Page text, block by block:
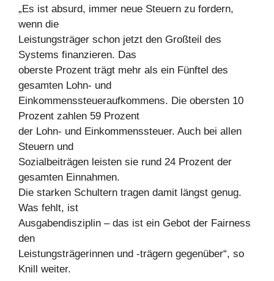
„Es ist absurd, immer neue Steuern zu fordern,
wenn die
Leistungsträger schon jetzt den Großteil des
Systems finanzieren. Das
oberste Prozent trägt mehr als ein Fünftel des
gesamten Lohn- und
Einkommenssteueraufkommens. Die obersten 10
Prozent zahlen 59 Prozent
der Lohn- und Einkommenssteuer. Auch bei allen
Steuern und
Sozialbeiträgen leisten sie rund 24 Prozent der
gesamten Einnahmen.
Die starken Schultern tragen damit längst genug.
Was fehlt, ist
Ausgabendisziplin – das ist ein Gebot der Fairness
den
Leistungsträgerinnen und -trägern gegenüber“, so
Knill weiter.